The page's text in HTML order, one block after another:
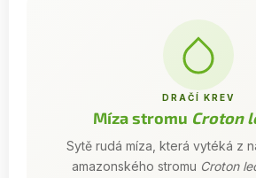
DRAČÍ KREV
Míza stromu Croton
Sytě rudá míza, která vytéká z
amazonského stromu Croton